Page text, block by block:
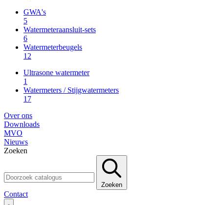
GWA's
5
Watermeteraansluit-sets
6
Watermeterbeugels
12
Ultrasone watermeter
1
Watermeters / Stijgwatermeters
17
Over ons
Downloads
MVO
Nieuws
Zoeken
Zoeken
Contact